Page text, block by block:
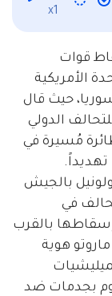
x1
قوات
الأمريكية
حيث قال
الدولي
مُسيرة في
بالجيش
في
بالقرب
هوية
بجدمات ضد